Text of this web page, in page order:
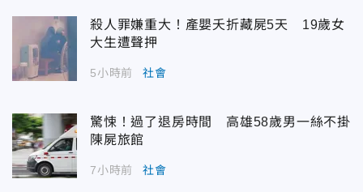
殺人罪嫌重大！產嬰夭折藏屍5天 19歲女
大生遭聲押
5小時前 社會
驚悚！過了退房時間 高雄58歲男一絲不掛
陳屍旅館
7小時前 社會